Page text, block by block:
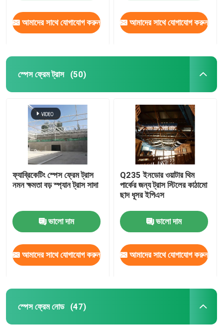
বাড়ি
পণ্য
আমাদের সম্পর্কে
আমাদের সাথে যোগাযোগ করুন আমাদের সাথে যোগাযোগ করুন
স্পেস ফ্রেম ট্রাস (50)
ফ্যাব্রিকেটিং স্পেস ফ্রেম ট্রাস
নমন ক্ষমতা বড় স্প্যান ট্রাস সাদা
ভালো দাম
আমাদের সাথে যোগাযোগ করুন
Q235 ইনডোর ওয়াটার থিম
পার্কের জন্য ট্রাস স্টিলের কাঠামো
ছাদ ধূসর ইপিএস
ভালো দাম
আমাদের সাথে যোগাযোগ করুন
স্পেস ফ্রেম নোড (47)